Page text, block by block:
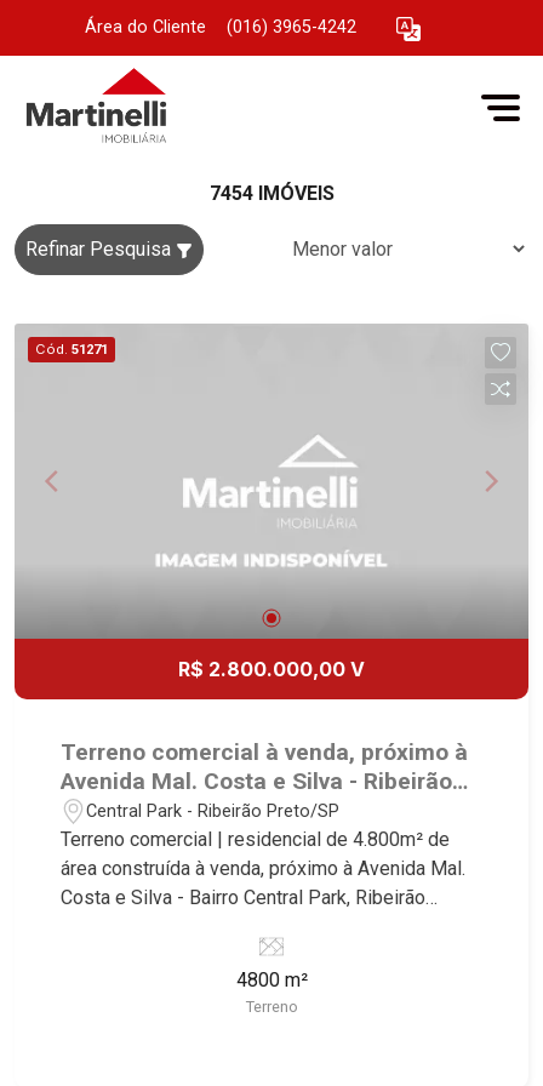
Área do Cliente (016) 3965-4242
7454 IMÓVEIS
Refinar Pesquisa
Cód. 51271
R$ 2.800.000,00 V
Terreno comercial à venda, próximo à
Avenida Mal. Costa e Silva - Ribeirão
Preto/SP.
Central Park - Ribeirão Preto/SP
Terreno comercial | residencial de 4.800m² de
área construída à venda, próximo à Avenida Mal.
Costa e Silva - Bairro Central Park, Ribeirão
imóvel que a Martinelli Imobiliária selecionou
aprovado de 96 apartamentos de uma vaga com
4800 m²
Terreno